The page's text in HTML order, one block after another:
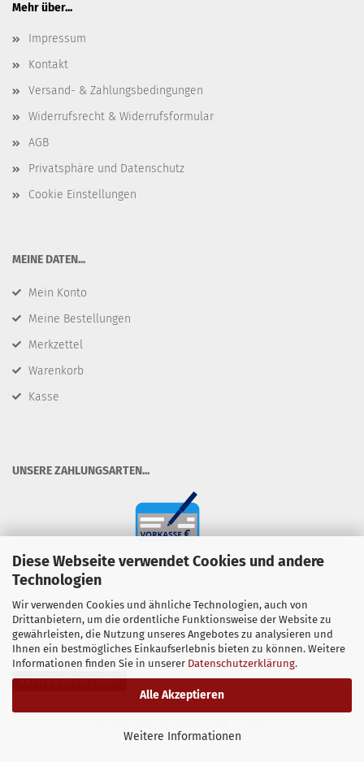
Diese Webseite verwendet Cookies und andere
Technologien
Wir verwenden Cookies und ähnliche Technologien, auch von
Drittanbietern, um die ordentliche Funktionsweise der Website zu
gewährleisten, die Nutzung unseres Angebotes zu analysieren und
Ihnen ein bestmögliches Einkaufserlebnis bieten zu können. Weitere
Informationen finden Sie in unserer Datenschutzerklärung.
Alle Akzeptieren
Weitere Informationen
Mehr über...
Impressum
Kontakt
Versand- & Zahlungsbedingungen
Widerrufsrecht & Widerrufsformular
AGB
Privatsphäre und Datenschutz
Cookie Einstellungen
​MEINE DATEN...
Mein Konto
Meine Bestellungen
Merkzettel
Warenkorb
Kasse
​UNSERE ZAHLUNGSARTEN...
Vertrag widerrufen